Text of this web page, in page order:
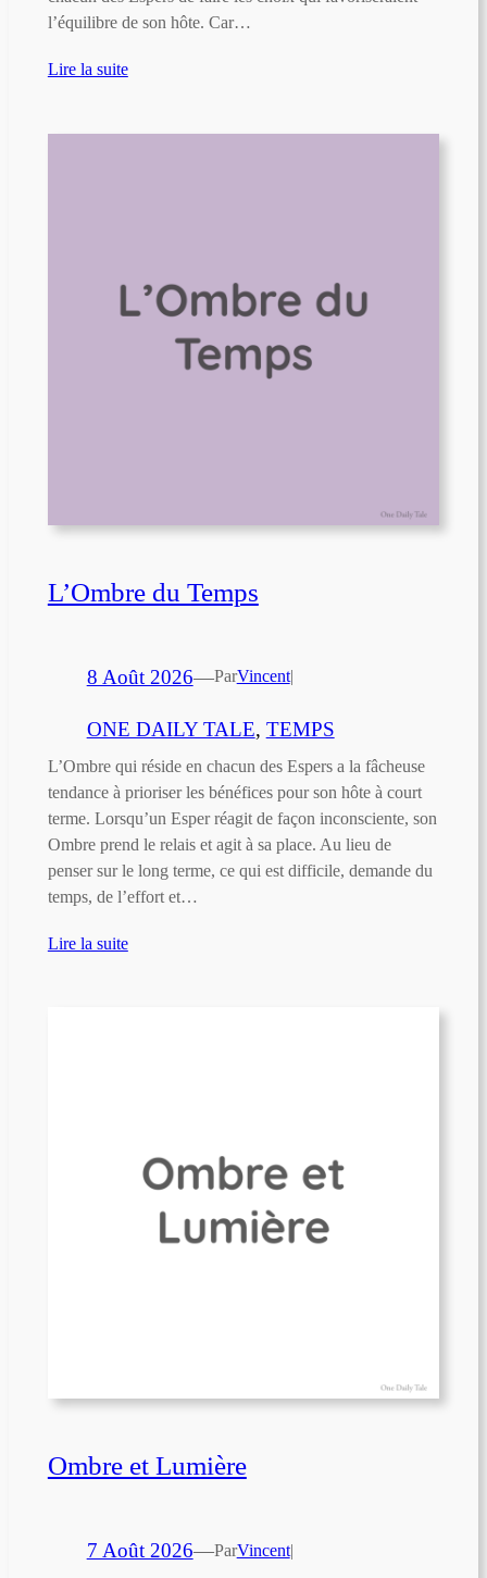
l’équilibre de son hôte. Car…
Lire la suite
L’Ombre du Temps
8 Août 2026—ParVincent|
ONE DAILY TALE, TEMPS
L’Ombre qui réside en chacun des Espers a la fâcheuse
tendance à prioriser les bénéfices pour son hôte à court
terme. Lorsqu’un Esper réagit de façon inconsciente, son
Ombre prend le relais et agit à sa place. Au lieu de
penser sur le long terme, ce qui est difficile, demande du
temps, de l’effort et…
Lire la suite
Ombre et Lumière
7 Août 2026—ParVincent|